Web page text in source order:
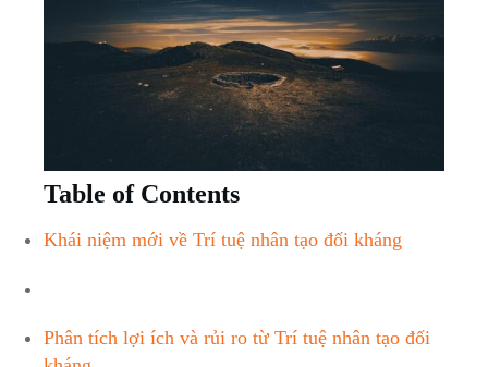
Table of Contents
Khái niệm mới về Trí tuệ nhân tạo ⁤đối kháng
Phân tích lợi ​ích⁢ và rủi ro​ từ Trí⁣ tuệ nhân tạo đối